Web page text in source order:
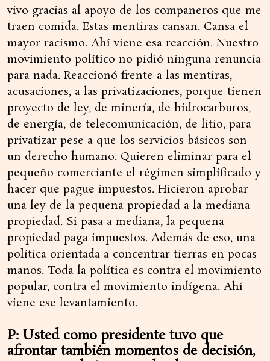
vivo gracias al apoyo de los compañeros que me
traen comida. Estas mentiras cansan. Cansa el
mayor racismo. Ahí viene esa reacción. Nuestro
movimiento político no pidió ninguna renuncia
para nada. Reaccionó frente a las mentiras,
acusaciones, a las privatizaciones, porque tienen
proyecto de ley, de minería, de hidrocarburos,
de energía, de telecomunicación, de litio, para
privatizar pese a que los servicios básicos son
un derecho humano. Quieren eliminar para el
pequeño comerciante el régimen simplificado y
hacer que pague impuestos. Hicieron aprobar
una ley de la pequeña propiedad a la mediana
propiedad. Si pasa a mediana, la pequeña
propiedad paga impuestos. Además de eso, una
política orientada a concentrar tierras en pocas
manos. Toda la política es contra el movimiento
popular, contra el movimiento indígena. Ahí
viene ese levantamiento.
P: Usted como presidente tuvo que
afrontar también momentos de decisión,